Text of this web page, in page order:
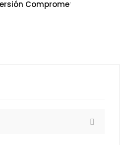
En Obras